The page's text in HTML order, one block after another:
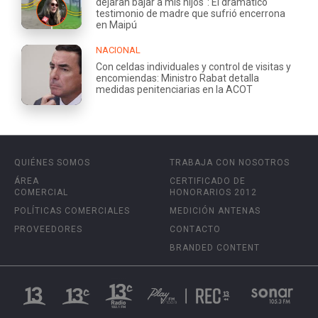
testimonio de madre que sufrió encerrona
en Maipú
NACIONAL
Con celdas individuales y control de visitas y
encomiendas: Ministro Rabat detalla
medidas penitenciarias en la ACOT
QUIÉNES SOMOS
ÁREA
COMERCIAL
POLÍTICAS COMERCIALES
PROVEEDORES
TRABAJA CON NOSOTROS
CERTIFICADO DE
HONORARIOS 2012
MEDICIÓN ANTENAS
CONTACTO
BRANDED CONTENT